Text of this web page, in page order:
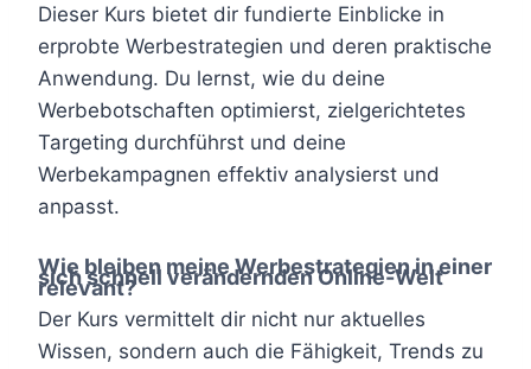
Dieser Kurs bietet dir fundierte Einblicke in
erprobte Werbestrategien und deren praktische
Anwendung. Du lernst, wie du deine
Werbebotschaften optimierst, zielgerichtetes
Targeting durchführst und deine
Werbekampagnen effektiv analysierst und
anpasst.
Wie bleiben meine Werbestrategien in einer
sich schnell verändernden Online-Welt
relevant?
Der Kurs vermittelt dir nicht nur aktuelles
Wissen, sondern auch die Fähigkeit, Trends zu